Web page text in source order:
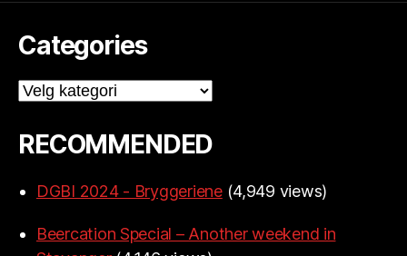
Categories
Categories
RECOMMENDED
DGBI 2024 - Bryggeriene (4,949 views)
Beercation Special – Another weekend in